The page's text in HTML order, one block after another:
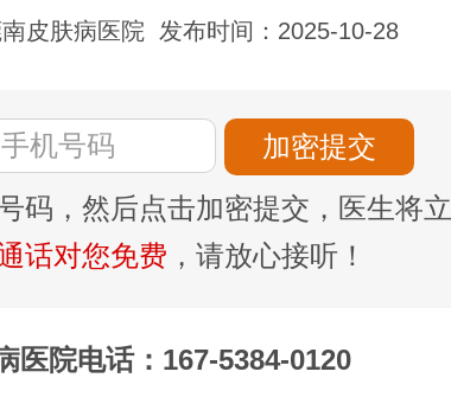
皮肤病医院 发布时间：2025-10-28
码，然后点击加密提交，医生将立
话对您免费 ，请放心接听！
医院电话：167-5384-0120